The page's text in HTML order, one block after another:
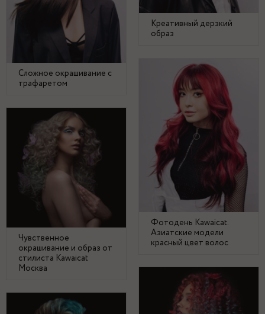
Креативный дерзкий
образ
Сложное окрашивание с
трафаретом
Фотодень Kawaicat.
Азиатские модели
красный цвет волос
Чувственное
окрашивание и образ от
стилиста Kawaicat
Москва